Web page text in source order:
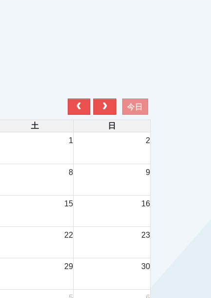
今日
土
日
1 2
8 9
15 16
22 23
29 30